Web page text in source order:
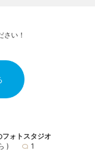
い！
ォトスタジオ
) 1